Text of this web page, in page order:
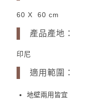
60 X 60 cm
產品產地：
印尼
適用範圍：
地壁兩用皆宜